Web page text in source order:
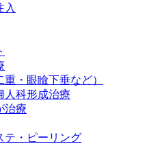
入
・眼瞼下垂など）
人科形成治療
治療
テ・ピーリング